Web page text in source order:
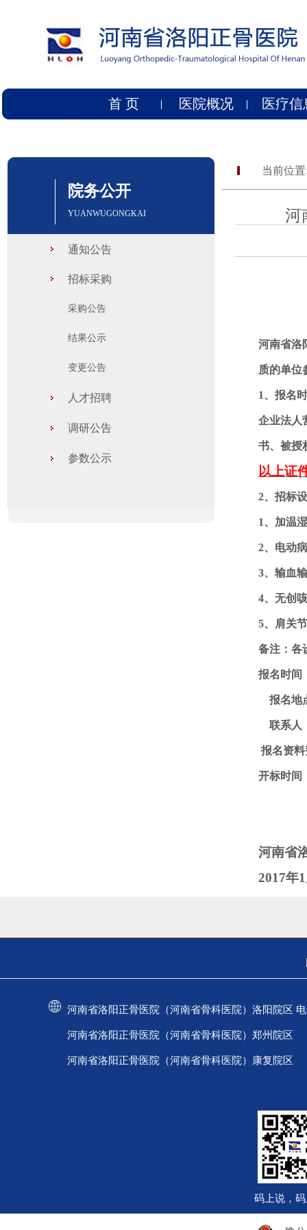
首 页 医院概况 医疗信
院务公开
YUANWUGONGKAI
通知公告
招标采购
采购公告
结果公示
变更公告
人才招聘
调研公告
参数公示
当前位置
河
河南省洛
质的单位
1、报名
企业法人
书、被授
以上证
2、招标
1、加温
2、电动
3、输血
4、无创
5、肩关
备注：各
报名时间
报名地
联系人
报名资
开标时间
河南省
2017年1
河南省洛阳正骨医院（河南省骨科医院）洛阳院区
河南省洛阳正骨医院（河南省骨科医院）郑州院区
河南省洛阳正骨医院（河南省骨科医院）康复院区
码上说，